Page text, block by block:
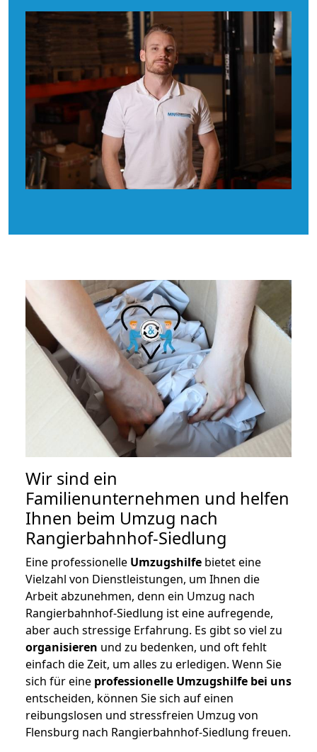
Wir sind ein
Familienunternehmen und helfen
Ihnen beim Umzug nach
Rangierbahnhof-Siedlung
Eine professionelle Umzugshilfe bietet eine
Vielzahl von Dienstleistungen, um Ihnen die
Arbeit abzunehmen, denn ein Umzug nach
Rangierbahnhof-Siedlung ist eine aufregende,
aber auch stressige Erfahrung. Es gibt so viel zu
organisieren und zu bedenken, und oft fehlt
einfach die Zeit, um alles zu erledigen. Wenn Sie
sich für eine professionelle Umzugshilfe bei uns
entscheiden, können Sie sich auf einen
reibungslosen und stressfreien Umzug von
Flensburg nach Rangierbahnhof-Siedlung freuen.